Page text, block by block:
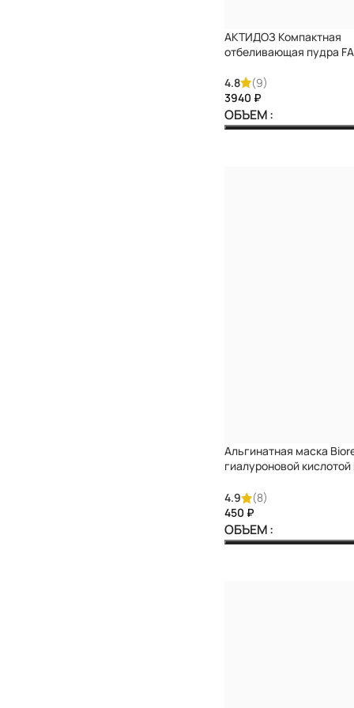
АКТИДОЗ Компактная
отбеливающая пудра
4.8
(9)
₽
ОБЪЕМ
Альгинатная маска
гиалуроновой кислотой
DARIQUE
4.9
(8)
₽
ОБЪЕМ